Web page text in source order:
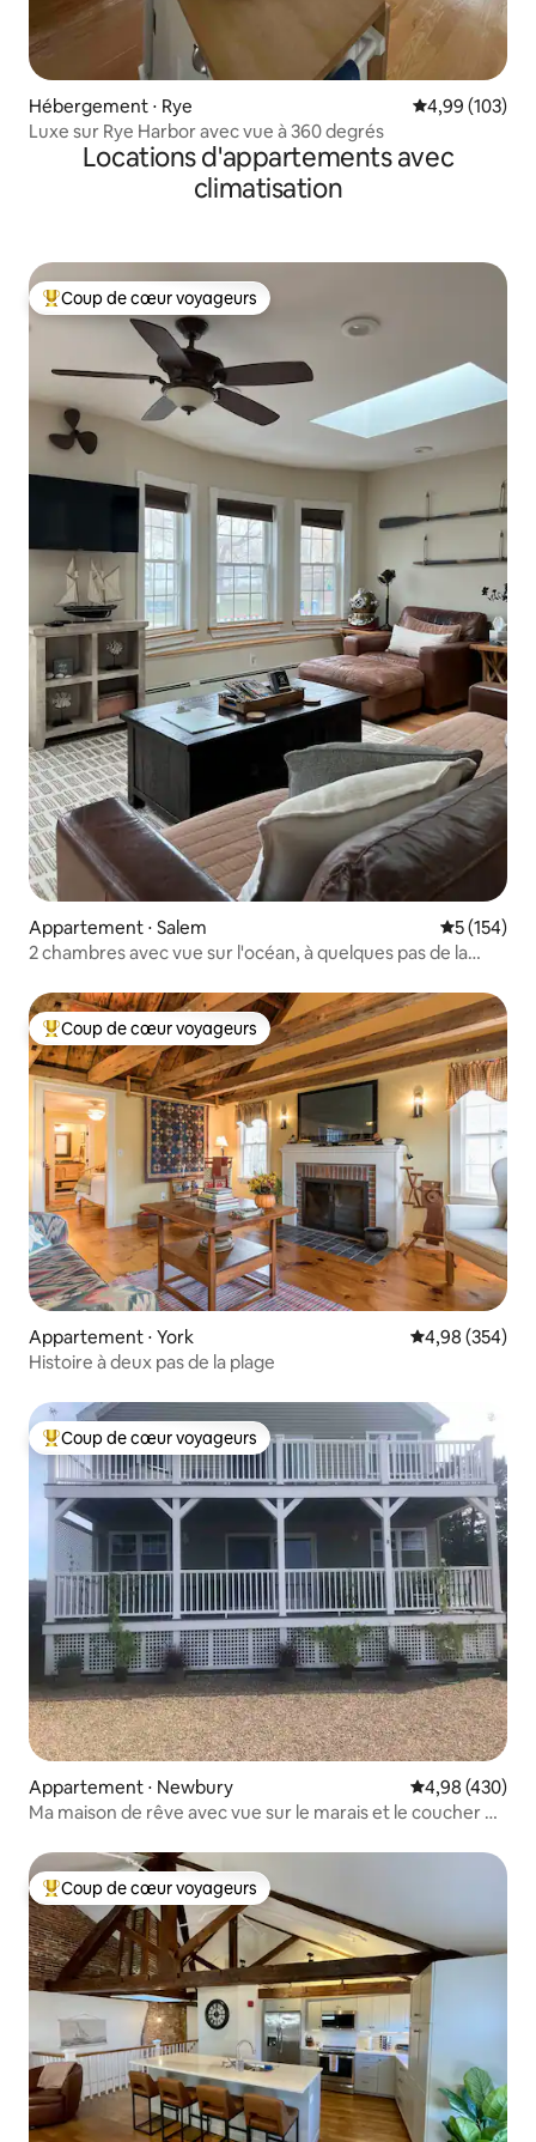
Hébergement ⋅ Rye Évaluation
4,99 (103)
Luxe sur Rye Harbor avec vue à 360 degrés
Locations d'appartements avec
climatisation
Coups de cœur voyageurs les plus appréciés
Coup de cœur voyageurs
Appartement ⋅ Salem Évaluation
5 (154)
2 chambres avec vue sur l'océan, à quelques pas de la
Coups de cœur voyageurs les plus appréciés
Coup de cœur voyageurs
Appartement ⋅ York Évaluation
4,98 (354)
Histoire à deux pas de la plage
Coups de cœur voyageurs les plus appréciés
Coup de cœur voyageurs
Appartement ⋅ Newbury Évaluation
4,98 (430)
Ma maison de rêve avec vue sur le marais et le coucher de
Coups de cœur voyageurs les plus appréciés
Coup de cœur voyageurs